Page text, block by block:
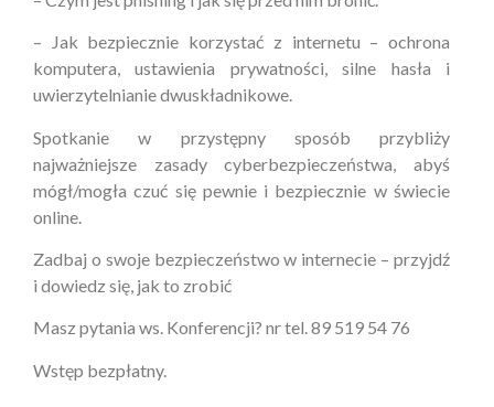
– Jak bezpiecznie korzystać z internetu – ochrona
komputera, ustawienia prywatności, silne hasła i
uwierzytelnianie dwuskładnikowe.
Spotkanie w przystępny sposób przybliży
najważniejsze zasady cyberbezpieczeństwa, abyś
mógł/mogła czuć się pewnie i bezpiecznie w świecie
online.
Zadbaj o swoje bezpieczeństwo w internecie – przyjdź
i dowiedz się, jak to zrobić
Masz pytania ws. Konferencji? nr tel. 89 519 54 76
Wstęp bezpłatny.